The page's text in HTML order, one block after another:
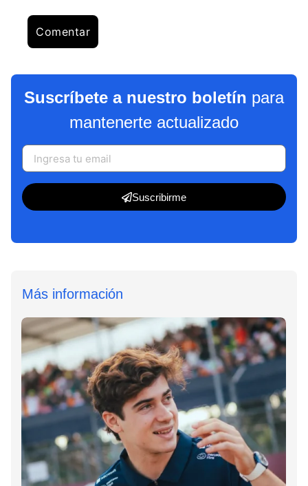
Suscríbete a nuestro boletín para
mantenerte actualizado
Suscribirme
Más información